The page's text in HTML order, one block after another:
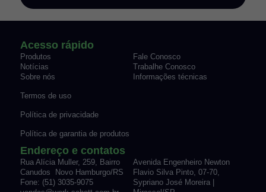
Acesso rápido
Produtos
Fale Conosco
Notícias
Trabalhe Conosco
Sobre nós
Informações técnicas
Termos de uso
Política de privacidade
Política de garantia de produtos
Endereço e contatos
Rua Alícia Muller, 259, Bairro
Canudos Novo Hamburgo/RS
Fone: (51) 3035-9075
Avenida Engenheiro Newton
Flavio Silva Pinto, 07-70,
Sypriano José Moreira |